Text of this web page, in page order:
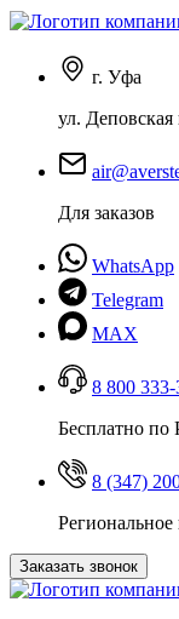
г. Уфа
ул.
Для заказов
WhatsApp
Telegram
MAX
8 800 333-
Бесплатно по
8 (347)
Региональное
Заказать звонок